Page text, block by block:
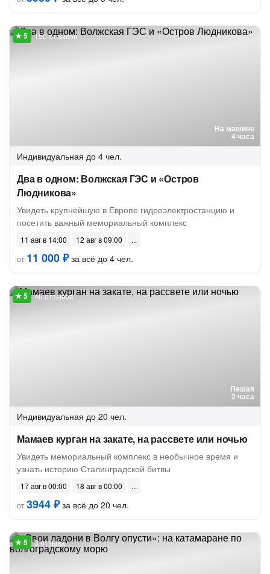
На машине
4 часа
150 отзывов
Индивидуальная до 4 чел.
Два в одном: Волжская ГЭС и «Остров
Людникова»
Увидеть крупнейшую в Европе гидроэлектростанцию и
посетить важный мемориальный комплекс
11 авг в 14:00
12 авг в 09:00
от 11 000 ₽за всё до 4 чел.
Пешая
2 часа
46 отзывов
Индивидуальная до 20 чел.
Мамаев курган на закате, на рассвете или ночью
Увидеть мемориальный комплекс в необычное время и
узнать историю Сталинградской битвы
17 авг в 00:00
18 авг в 00:00
от3944 ₽за всё до 20 чел.
3 отзыва